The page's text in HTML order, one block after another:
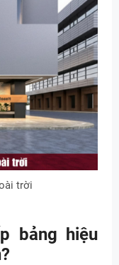
trời
bảng hiệu